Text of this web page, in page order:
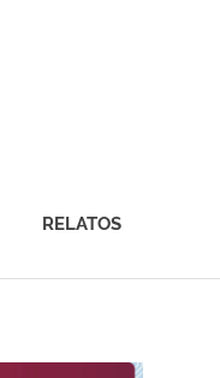
RELATOS